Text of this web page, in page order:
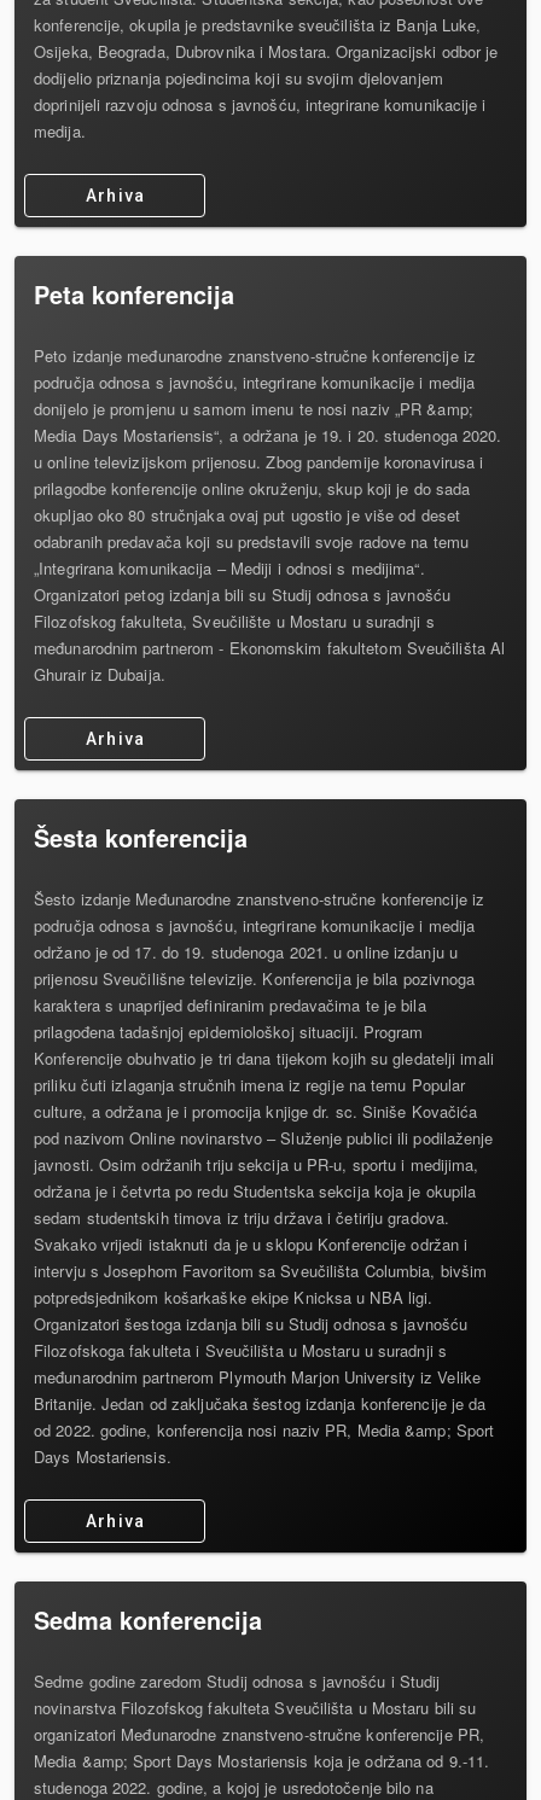
konferencije, okupila je predstavnike sveučilišta iz Banja Luke,
Osijeka, Beograda, Dubrovnika i Mostara. Organizacijski odbor je
dodijelio priznanja pojedincima koji su svojim djelovanjem
doprinijeli razvoju odnosa s javnošću, integrirane komunikacije i
medija.
Arhiva
Peta konferencija
Peto izdanje međunarodne znanstveno-stručne konferencije iz
područja odnosa s javnošću, integrirane komunikacije i medija
donijelo je promjenu u samom imenu te nosi naziv „PR &amp;
Media Days Mostariensis“, a održana je 19. i 20. studenoga 2020.
u online televizijskom prijenosu. Zbog pandemije koronavirusa i
prilagodbe konferencije online okruženju, skup koji je do sada
okupljao oko 80 stručnjaka ovaj put ugostio je više od deset
odabranih predavača koji su predstavili svoje radove na temu
„Integrirana komunikacija – Mediji i odnosi s medijima“.
Organizatori petog izdanja bili su Studij odnosa s javnošću
Filozofskog fakulteta, Sveučilište u Mostaru u suradnji s
međunarodnim partnerom - Ekonomskim fakultetom Sveučilišta Al
Ghurair iz Dubaija.
Arhiva
Šesta konferencija
Šesto izdanje Međunarodne znanstveno-stručne konferencije iz
područja odnosa s javnošću, integrirane komunikacije i medija
održano je od 17. do 19. studenoga 2021. u online izdanju u
prijenosu Sveučilišne televizije. Konferencija je bila pozivnoga
karaktera s unaprijed definiranim predavačima te je bila
prilagođena tadašnjoj epidemiološkoj situaciji. Program
Konferencije obuhvatio je tri dana tijekom kojih su gledatelji imali
priliku čuti izlaganja stručnih imena iz regije na temu Popular
culture, a održana je i promocija knjige dr. sc. Siniše Kovačića
pod nazivom Online novinarstvo – Služenje publici ili podilaženje
javnosti. Osim održanih triju sekcija u PR-u, sportu i medijima,
održana je i četvrta po redu Studentska sekcija koja je okupila
sedam studentskih timova iz triju država i četiriju gradova.
Svakako vrijedi istaknuti da je u sklopu Konferencije održan i
intervju s Josephom Favoritom sa Sveučilišta Columbia, bivšim
potpredsjednikom košarkaške ekipe Knicksa u NBA ligi.
Organizatori šestoga izdanja bili su Studij odnosa s javnošću
Filozofskoga fakulteta i Sveučilišta u Mostaru u suradnji s
međunarodnim partnerom Plymouth Marjon University iz Velike
Britanije. Jedan od zaključaka šestog izdanja konferencije je da
od 2022. godine, konferencija nosi naziv PR, Media &amp; Sport
Days Mostariensis.
Arhiva
Sedma konferencija
Sedme godine zaredom Studij odnosa s javnošću i Studij
novinarstva Filozofskog fakulteta Sveučilišta u Mostaru bili su
organizatori Međunarodne znanstveno-stručne konferencije PR,
Media &amp; Sport Days Mostariensis koja je održana od 9.-11.
studenoga 2022. godine, a kojoj je usredotočenje bilo na